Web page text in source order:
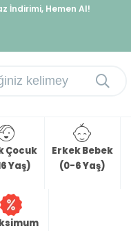
İndirimi, Hemen Al!
Çocuk
Yaş)
Erkek Bebek
(0-6 Yaş)